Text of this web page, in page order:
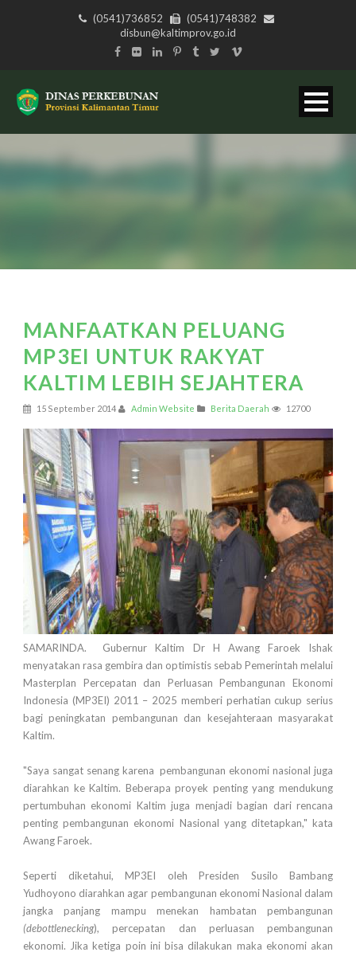
(0541)736852
(0541)748382
disbun@kaltimprov.go.id
MANFAATKAN PELUANG
MP3EI UNTUK RAKYAT
KALTIM LEBIH SEJAHTERA
15 September 2014 Admin Website Berita Daerah 12700
SAMARINDA. Gubernur Kaltim Dr H Awang Faroek Ishak
menyatakan rasa gembira dan optimistis sebab Pemerintah melalui
Masterplan Percepatan dan Perluasan Pembangunan Ekonomi
Indonesia (MP3EI) 2011 – 2025 memberi perhatian cukup serius
bagi peningkatan pembangunan dan kesejahteraan masyarakat
Kaltim.
"Saya sangat senang karena pembangunan ekonomi nasional juga
diarahkan ke Kaltim. Beberapa proyek penting yang mendukung
pertumbuhan ekonomi Kaltim juga menjadi bagian dari rencana
penting pembangunan ekonomi Nasional yang ditetapkan," kata
Awang Faroek.
Seperti diketahui, MP3EI oleh Presiden Susilo Bambang
Yudhoyono diarahkan agar pembangunan ekonomi Nasional dalam
jangka panjang mampu menekan hambatan pembangunan
(debottlenecking), percepatan dan perluasan pembangunan
ekonomi. Jika ketiga poin ini bisa dilakukan maka ekonomi akan